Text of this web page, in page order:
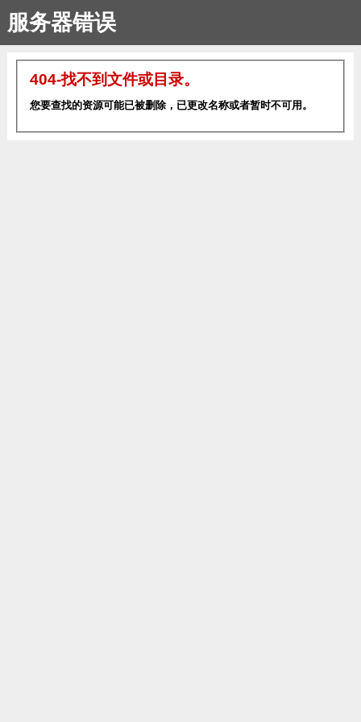
服务器错误
404-找不到文件或目录。
您要查找的资源可能已被删除，已更改名称或者暂时不可用。